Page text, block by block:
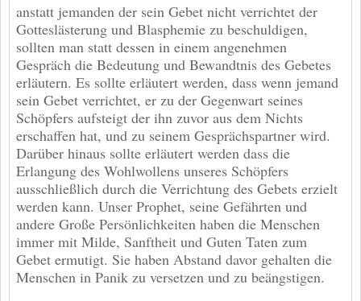
anstatt jemanden der sein Gebet nicht verrichtet der
Gotteslästerung und Blasphemie zu beschuldigen,
sollten man statt dessen in einem angenehmen
Gespräch die Bedeutung und Bewandtnis des Gebetes
erläutern. Es sollte erläutert werden, dass wenn jemand
sein Gebet verrichtet, er zu der Gegenwart seines
Schöpfers aufsteigt der ihn zuvor aus dem Nichts
erschaffen hat, und zu seinem Gesprächspartner wird.
Darüber hinaus sollte erläutert werden dass die
Erlangung des Wohlwollens unseres Schöpfers
ausschließlich durch die Verrichtung des Gebets erzielt
werden kann. Unser Prophet, seine Gefährten und
andere Große Persönlichkeiten haben die Menschen
immer mit Milde, Sanftheit und Guten Taten zum
Gebet ermutigt. Sie haben Abstand davor gehalten die
Menschen in Panik zu versetzen und zu beängstigen.